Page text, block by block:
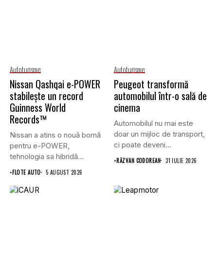
Autoturisme
Nissan Qashqai e-POWER
stabilește un record
Guinness World
Records™
Nissan a atins o nouă bornă
pentru e-POWER,
tehnologia sa hibridă
unică,...
•FLOTE AUTO 5 AUGUST 2026
Autoturisme
Peugeot transformă
automobilul într-o sală de
cinema
Automobilul nu mai este
doar un mijloc de transport,
ci poate deveni...
•RĂZVAN CODOREAN 31 IULIE 2026